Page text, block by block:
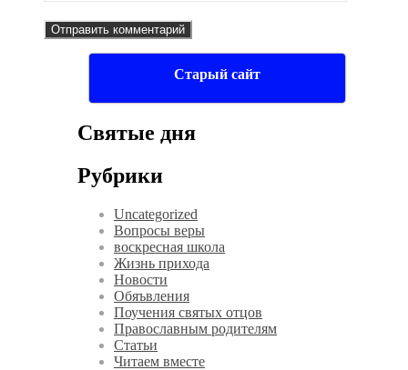
Старый сайт
Святые дня
Рубрики
Uncategorized
Вопросы веры
воскресная школа
Жизнь прихода
Новости
Обяъвления
Поучения святых отцов
Православным родителям
Статьи
Читаем вместе